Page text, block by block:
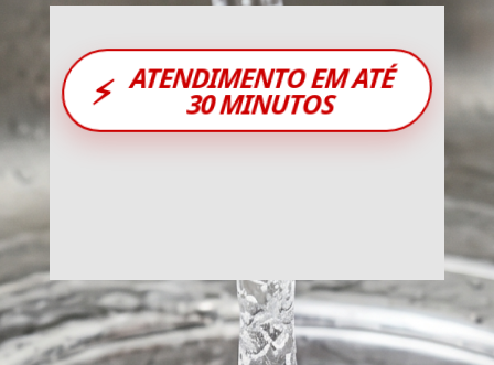
⚡ ATENDIMENTO EM ATÉ
30 MINUTOS